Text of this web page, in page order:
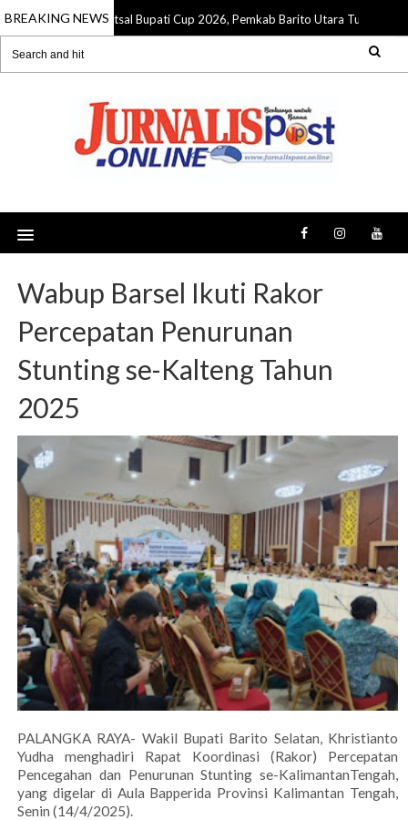
BREAKING NEWS
Pendidikan Juara Futsal Bupati Cup 2026, Pemkab Barito Utara Tutup
Wabup Barsel Ikuti Rakor
Percepatan Penurunan
Stunting se-Kalteng Tahun
2025
PALANGKA RAYA- Wakil Bupati Barito Selatan, Khristianto
Yudha menghadiri Rapat Koordinasi (Rakor) Percepatan
Pencegahan dan Penurunan Stunting se-KalimantanTengah,
yang digelar di Aula Bapperida Provinsi Kalimantan Tengah,
Senin (14/4/2025).